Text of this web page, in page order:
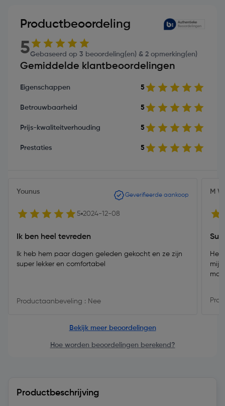
Productbeoordeling
5Gebaseerd op 3 beoordeling(en) & 2 opmerking(en)
Gemiddelde klantbeoordelingen
Eigenschappen 5
Betrouwbaarheid 5
Prijs-kwaliteitverhouding 5
Prestaties 5
Younus Geverifieerde aankoop
5 2024-12-08
Ik ben heel tevreden
Ik heb hem paar dagen geleden gekocht en ze zijn
super lekker en comfortabel
Productaanbeveling : Nee
M
mijn
Bekijk meer beoordelingen
Hoe worden beoordelingen berekend?
Productbeschrijving